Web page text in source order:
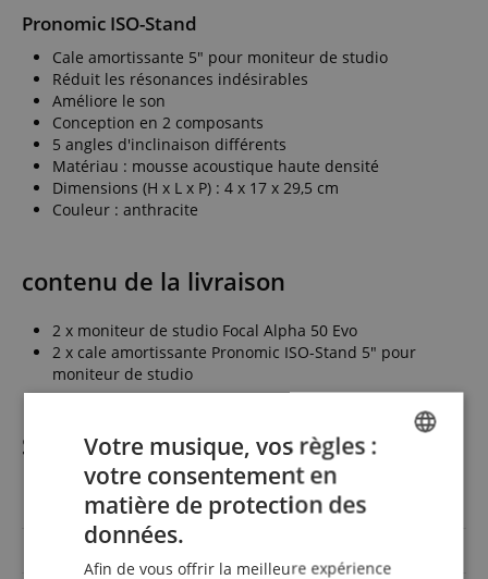
Pronomic ISO-Stand
Cale amortissante 5" pour moniteur de studio
Réduit les résonances indésirables
Améliore le son
Conception en 2 composants
5 angles d'inclinaison différents
Matériau : mousse acoustique haute densité
Dimensions (H x L x P) : 4 x 17 x 29,5 cm
Couleur : anthracite
contenu de la livraison
2 x moniteur de studio Focal Alpha 50 Evo
2 x cale amortissante Pronomic ISO-Stand 5" pour
moniteur de studio
Spécifications
Réf produit 00076489
Actif / Passif
Votre musique, vos règles :
votre consentement en
matière de protection des
données.
Afin de vous offrir la meilleure expérience